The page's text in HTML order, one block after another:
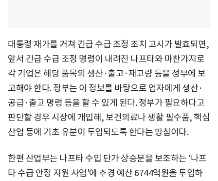
대통령 재가를 거쳐 긴급 수급 조정 조치 고시가 발효되면,
앞서 긴급 수급 조정 명령이 내려진 나프타와 마찬가지로
각 기업은 해당 품목의 생산·출고·재고량 등을 정부에 보
고해야 한다. 정부는 이 정보를 바탕으로 업자에게 생산·
공급·출고 명령 등을 할 수 있게 된다. 정부가 필요하다고
판단할 경우 시장에 개입해, 보건의료나 생활 필수품, 핵심
산업 등에 기초 유분이 투입되도록 한다는 방침이다.
한편 산업부는 나프타 수입 단가 상승분을 보조하는 '나프
타 수급 안정 지원 사업'에 추경 예산 6744억원을 투입하